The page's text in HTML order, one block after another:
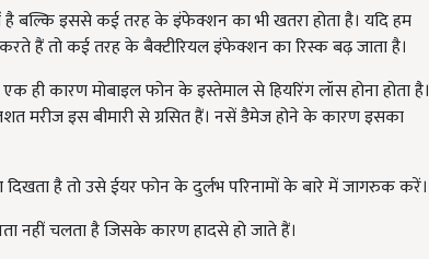
बल्कि इससे कई तरह के इंफेक्शन का भी खतरा होता है। यदि हम
हैं तो कई तरह के बैक्टीरियल इंफेक्शन का रिस्क बढ़ जाता है।
ही कारण मोबाइल फोन के इस्तेमाल से हियरिंग लॉस होना होता है।
मरीज इस बीमारी से ग्रसित हैं। नसें डैमेज होने के कारण इसका
है तो उसे ईयर फोन के दुर्लभ परिनामों के बारे में जागरुक करें।
नहीं चलता है जिसके कारण हादसे हो जाते हैं।